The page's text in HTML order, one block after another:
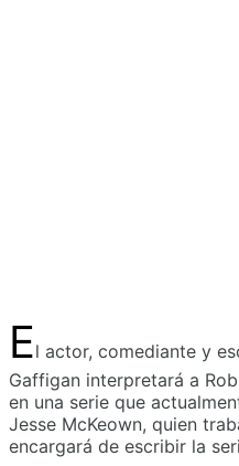
El actor, comediante y
Gaffigan interpretará a
en una serie que
Jesse McKeown, quien
encargará de escribir la